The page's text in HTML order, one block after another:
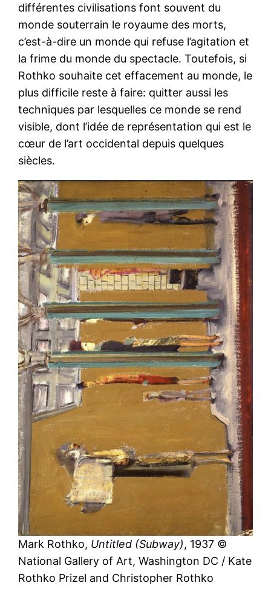
différentes civilisations font souvent du
monde souterrain le royaume des morts,
c’est-à-dire un monde qui refuse l’agitation et
la frime du monde du spectacle. Toutefois, si
Rothko souhaite cet effacement au monde, le
plus difficile reste à faire: quitter aussi les
techniques par lesquelles ce monde se rend
visible, dont l’idée de représentation qui est le
cœur de l’art occidental depuis quelques
siècles.
Mark Rothko, Untitled (Subway), 1937 ©
National Gallery of Art, Washington DC / Kate
Rothko Prizel and Christopher Rothko